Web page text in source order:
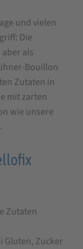
und vielen
Die
als
Bouillon
Zutaten in
mit zarten
wie unsere
Zutaten
Zucker